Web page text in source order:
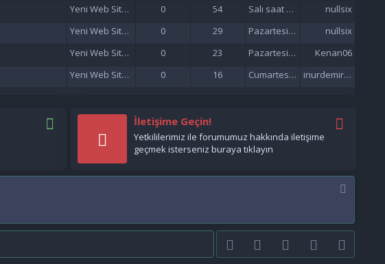
Yeni Web Siteleri - Site Tanıtımı 0 54 Salı saat 02:13'de nullsix
Yeni Web Siteleri - Site Tanıtımı 0 29 Pazartesi saat 22:01'de nullsix
Yeni Web Siteleri - Site Tanıtımı 0 23 Pazartesi saat 21:37'de Kenan06
Yeni Web Siteleri - Site Tanıtımı 0 16 Cumartesi saat 17:51'de inurdemirelseo
İletişime Geçin!
Yetkililerimiz ile forumumuz hakkında iletişime
geçmek isterseniz buraya tıklayın
FacebookTwitter youtubeBize ulaşın